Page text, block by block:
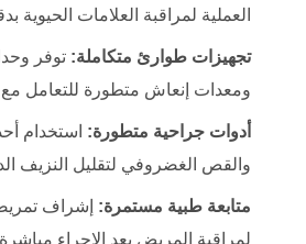
العملية لمراقبة العلامات الحيوية
تجهيزات طوارئ متكاملة: توفر
ومعدات إنعاش متطورة للتعامل مع
أدوات جراحية متطورة: استخدام
والقص الغضروفي لتقليل النزيف
متابعة طبية مستمرة: إشراف
لمراقبة المريض بعد الإجراء